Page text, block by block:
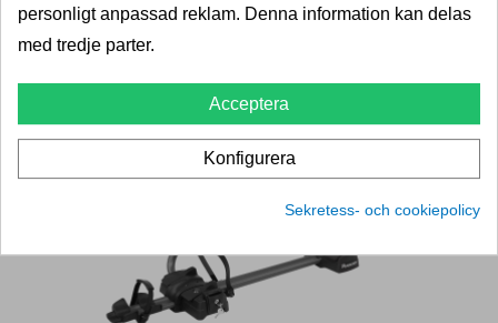
personligt anpassad reklam. Denna information kan delas
med tredje parter.
Acceptera
Konfigurera
Sekretess- och cookiepolicy